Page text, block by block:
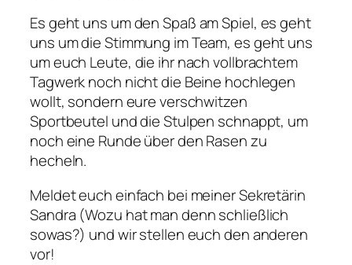
Es geht uns um den Spaß am Spiel, es geht
uns um die Stimmung im Team, es geht uns
um euch Leute, die ihr nach vollbrachtem
Tagwerk noch nicht die Beine hochlegen
wollt, sondern eure verschwitzen
Sportbeutel und die Stulpen schnappt, um
noch eine Runde über den Rasen zu
hecheln.
Meldet euch einfach bei meiner Sekretärin
Sandra (Wozu hat man denn schließlich
sowas?) und wir stellen euch den anderen
vor!